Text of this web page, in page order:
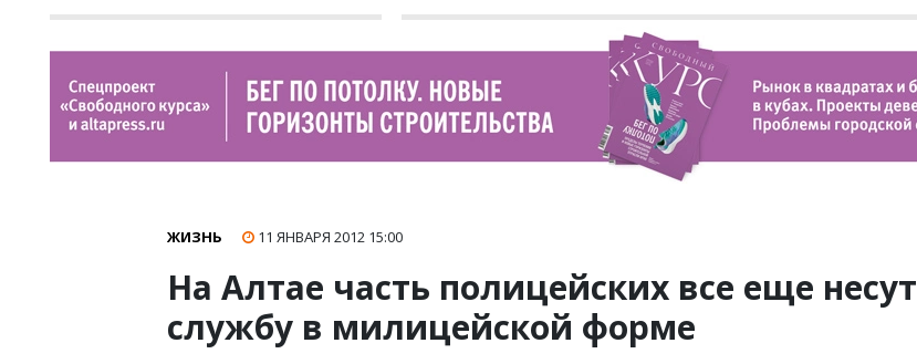
ЖИЗНЬ 11 ЯНВАРЯ 2012 15:00
На Алтае часть полицейских все еще несут
службу в милицейской форме